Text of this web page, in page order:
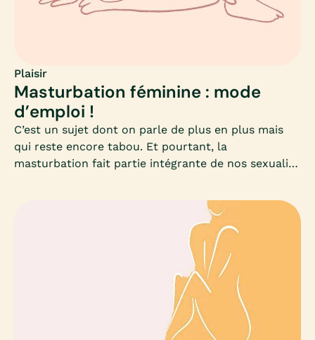
Plaisir
Masturbation féminine : mode
d’emploi !
C’est un sujet dont on parle de plus en plus mais
qui reste encore tabou. Et pourtant, la
masturbation fait partie intégrante de nos sexualité
des femmes avouaient se masturber (source : ifop) ;
quand on sait que cette pratique est souvent
difficilement admissible chez les femmes, même
dans une enquête anonyme, nous pouvons
facilement imaginer un chiffre plus élevé
aujourd’hui.Car même si la masturbation féminine
n’est pas aussi répandue que chez les hommes, les
femmes prennent enfin possession de leurs corps,
et partent à l’exploration de leur(s) orgasmes(s) !Mia